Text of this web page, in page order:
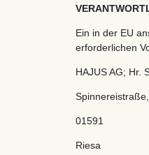
Ein in der EU
erforderlichen
HAJUS AG; Hr.
Spinnereistraße,
01591
Riesa